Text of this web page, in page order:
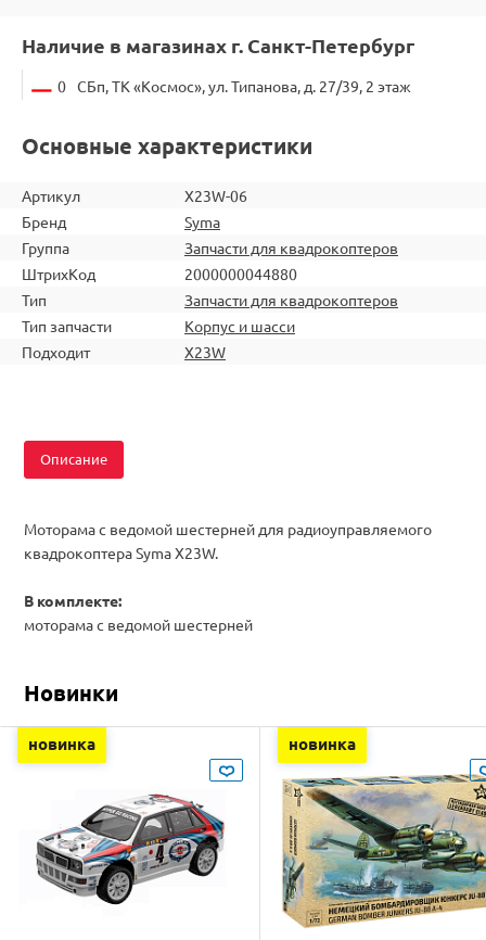
Наличие в магазинах г. Санкт-Петербург
0 СБп, ТК «Космос», ул. Типанова, д. 27/39, 2 этаж
Основные характеристики
Артикул
X23W-06
Бренд
Syma
Группа
Запчасти для квадрокоптеров
ШтрихКод
2000000044880
Тип
Запчасти для квадрокоптеров
Тип запчасти
Корпус и шасси
Подходит
X23W
Описание
Моторама с ведомой шестерней для радиоуправляемого
квадрокоптера Syma X23W.
В комплекте:
моторама с ведомой шестерней
Новинки
новинка новинка